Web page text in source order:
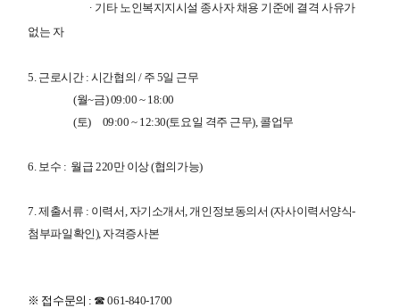
∙ 기타 노인복지지시설 종사자 채용 기준에 결격 사유가
없는 자
5. 근로시간 : 시간협의 / 주 5일 근무
(월~금) 09:00 ~ 18:00
(토) 09:00 ~ 12:30(토요일 격주 근무), 콜업무
6. 보수 : 월급 220만 이상 (협의가능)
7. 제출서류 : 이력서, 자기소개서, 개인정보동의서 (자사이력서양식-
첨부파일확인), 자격증사본
※ 접수문의 : ☎ 061-840-1700